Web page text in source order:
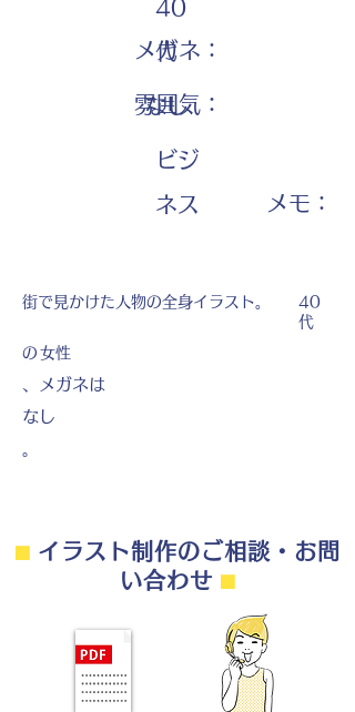
40
代
メガネ：
なし
雰囲気：
ビジ
ネス
​メモ：
街で見かけた人物の全身イラスト。
40
代
の 女性
、メガネは
なし
。
⬛︎イラスト制作のご相談・お問
い合わせ ⬛︎